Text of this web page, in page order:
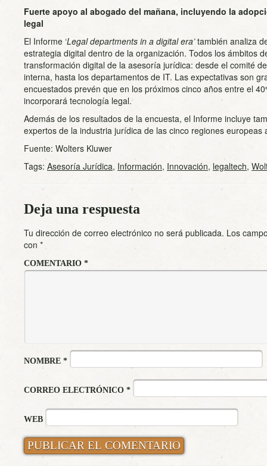
Fuerte apoyo al abogado del mañana, incluyendo la
legal
El Informe ‘Legal departments in a digital era’también analiza
estrategia digital dentro de la organización. Todos los ámbitos
transformación digital de la asesoría jurídica: desde el comité
interna, hasta los departamentos de IT. Las expectativas son
encuestados prevén que en los próximos cinco años entre el
incorporará tecnología legal.
Además de los resultados de la encuesta, el Informe incluye
expertos de la industria jurídica de las cinco regiones europeas
Fuente: Wolters Kluwer
Tags: Asesoría Jurídica, Información, Innovación, legaltech,
Deja una respuesta
Tu dirección de correo electrónico no será publicada. Los
con *
COMENTARIO *
NOMBRE *
CORREO ELECTRÓNICO *
WEB